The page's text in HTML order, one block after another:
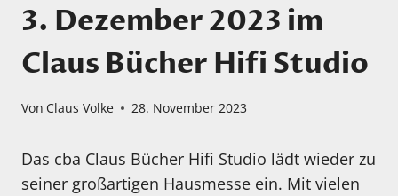
3. Dezember 2023 im
Claus Bücher Hifi Studio
Von Claus Volke 28. November 2023
Das cba Claus Bücher Hifi Studio lädt wieder zu
seiner großartigen Hausmesse ein. Mit vielen